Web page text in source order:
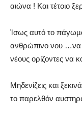
αιώνα ! Και τέτοιο
Ίσως αυτό το πάγωµα
ανθρώπινο νου …να
νέους ορίζοντες να
Μηδενίζεις και
το παρελθόν